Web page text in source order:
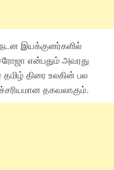
இயக்குனர்களில்
என்பதும் அவரது
திரை உலகின் பல
தகவலாகும்.